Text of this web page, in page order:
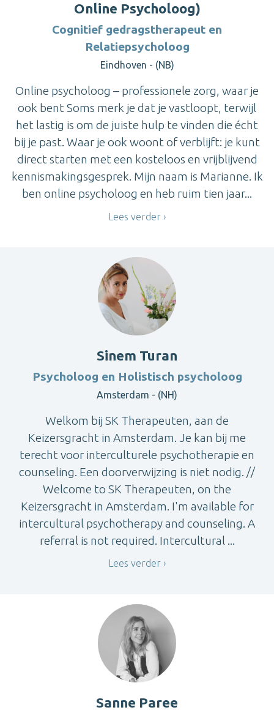
Online Psycholoog)
Cognitief gedragstherapeut en
Relatiepsycholoog
Eindhoven - (NB)
Online psycholoog – professionele zorg, waar je
ook bent Soms merk je dat je vastloopt, terwijl
het lastig is om de juiste hulp te vinden die écht
bij je past. Waar je ook woont of verblijft: je kunt
direct starten met een kosteloos en vrijblijvend
kennismakingsgesprek. Mijn naam is Marianne. Ik
ben online psycholoog en heb ruim tien jaar...
Lees verder
Sinem Turan
Psycholoog en Holistisch psycholoog
Amsterdam - (NH)
Welkom bij SK Therapeuten, aan de
Keizersgracht in Amsterdam. Je kan bij me
terecht voor interculturele psychotherapie en
counseling. Een doorverwijzing is niet nodig. //
Welcome to SK Therapeuten, on the
Keizersgracht in Amsterdam. I'm available for
intercultural psychotherapy and counseling. A
referral is not required. Intercultural ...
Lees verder
Sanne Paree